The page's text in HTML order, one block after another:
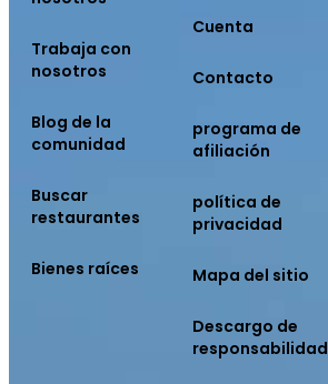
Trabaja con
nosotros
Blog de la
comunidad
Buscar
restaurantes
Bienes raíces
Cuenta
Contacto
programa de
afiliación
política de
privacidad
Mapa del sitio
Descargo de
responsabilidad